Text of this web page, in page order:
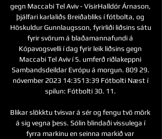
gegn Maccabi Tel Aviv - VísirHalldór Árnason,
þjálfari karlaliðs Breiðabliks í fótbolta, og
Höskuldur Gunnlaugsson, fyrirliði liðsins sátu
fyrir svörum á blaðamannafundi á
Kópavogsvelli í dag fyrir leik liðsins gegn
Maccabi Tel Aviv í 5. umferð riðlakeppni
Sambandsdeildar Evrópu á morgun. 809 29.
nóvember 2023 14:3513:39 Fótbolti Næst í
spilun: Fótbolti 30. 11.
Blikar slökktu tvisvar á sér og fengu tvö mörk
á sig vegna þess. Sólin blindaði vissulega í
fyrra markinu en seinna markið var